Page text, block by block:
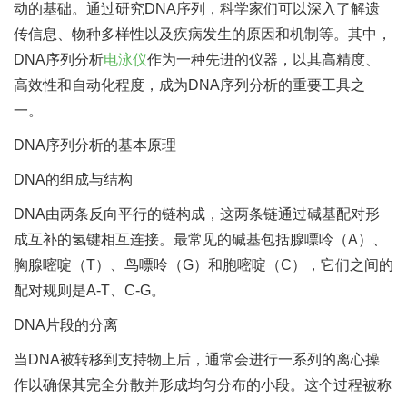
动的基础。通过研究DNA序列，科学家们可以深入了解遗
传信息、物种多样性以及疾病发生的原因和机制等。其中，
DNA序列分析电泳仪作为一种先进的仪器，以其高精度、
高效性和自动化程度，成为DNA序列分析的重要工具之
一。
DNA序列分析的基本原理
DNA的组成与结构
DNA由两条反向平行的链构成，这两条链通过碱基配对形
成互补的氢键相互连接。最常见的碱基包括腺嘌呤（A）、
胸腺嘧啶（T）、鸟嘌呤（G）和胞嘧啶（C），它们之间的
配对规则是A-T、C-G。
DNA片段的分离
当DNA被转移到支持物上后，通常会进行一系列的离心操
作以确保其完全分散并形成均匀分布的小段。这个过程被称